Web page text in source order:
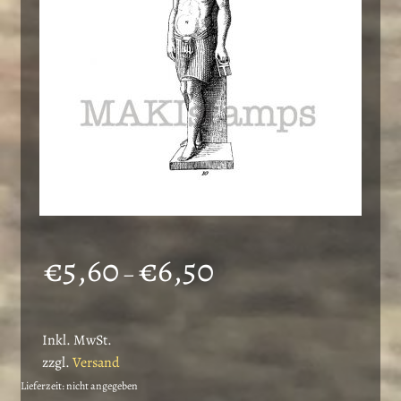
€5,60–€6,50 €5,60
bis
Inkl. MwSt.
zzgl.Versand
Lieferzeit: nicht angegeben